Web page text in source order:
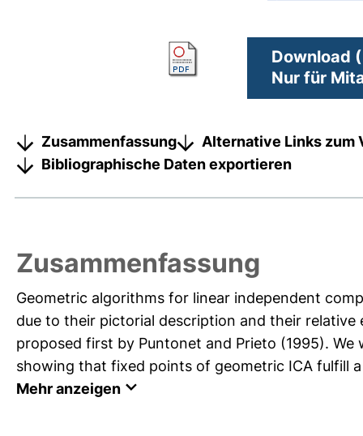
Download
Nur für
Zusammenfassung
Alternative Links zum
Bibliographische Daten exportieren
Zusammenfassung
Geometric algorithms for linear independent
due to their pictorial description and their
proposed first by Puntonet and Prieto (1995).
showing that fixed points of geometric ICA fulfill
Mehr anzeigen